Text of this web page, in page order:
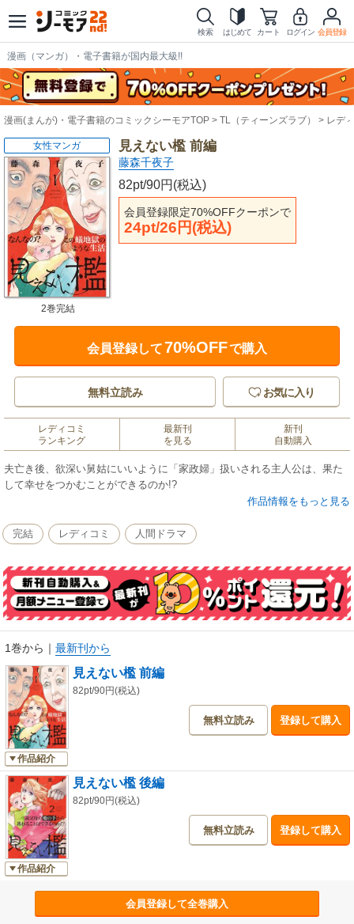
検索 はじめて カート ログイン 会員登録
漫画（マンガ）・電子書籍が国内最大級!!
漫画(まんが)・電子書籍のコミックシーモアTOP TL（ティーンズラブ） レデ
見えない檻 前編
藤森千夜子
82pt/90円(税込)
会員登録限定70%OFFクーポンで
24pt/26円(税込)
女性マンガ
2巻完結
会員登録して70%OFFで購入
無料立読み お気に入り
レディコミ
ランキング
最新刊
を見る
新刊
自動購入
夫亡き後、欲深い舅姑にいいように「家政婦」扱いされる主人公は、果た
して幸せをつかむことができるのか!?
作品情報をもっと見る
完結 レディコミ 人間ドラマ
1巻から ｜ 最新刊から
作品紹介
見えない檻 前編
82pt/90円(税込)
無料立読み 登録して購入
作品紹介
見えない檻 後編
82pt/90円(税込)
無料立読み 登録して購入
会員登録して全巻購入